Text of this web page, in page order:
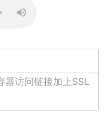
器访问链接加上SSL